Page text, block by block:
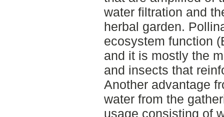
water filtration and
herbal garden.
ecosystem function
and it is mostly the
and insects that
Another advantage
water from the
usage consisting of